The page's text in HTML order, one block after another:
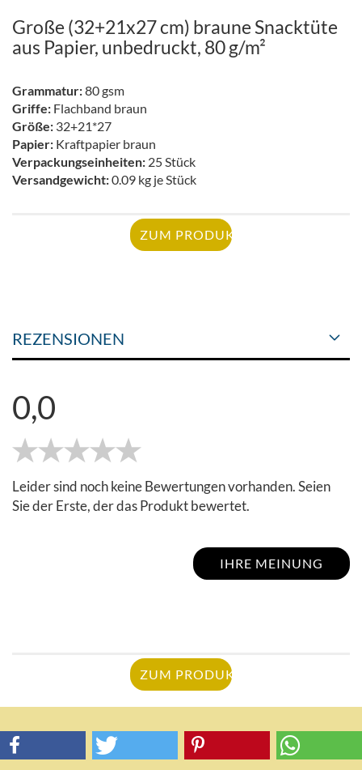
Große (32+21x27 cm) braune Snacktüte
aus Papier, unbedruckt, 80 g/m²
Grammatur:80 gsm
Griffe: Flachband braun
Größe: 32+21*27
Papier: Kraftpapier braun
Verpackungseinheiten: 25 Stück
Versandgewicht:0.09 kg je Stück
ZUM PRODUKT
REZENSIONEN
0,0
Leider sind noch keine Bewertungen vorhanden. Seien
Sie der Erste, der das Produkt bewertet.
IHRE MEINUNG
ZUM PRODUKT